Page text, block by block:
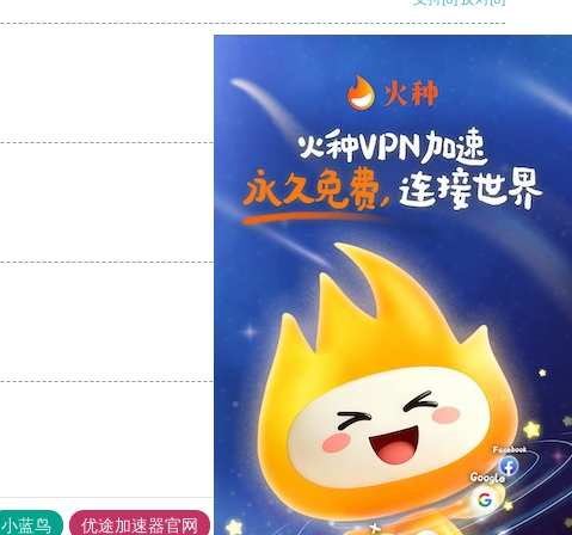
反对
反对[0]
小蓝鸟 优途加速器官网 风驰加速器 旋风加速器 八戒看书